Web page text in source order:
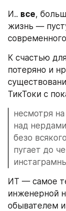
И.. все,
жизнь —
К счастью
потеряно и
ТикТоки с
несмотря на
над
безо
пугает до
ИТ — самое
инженерной
обывателем и